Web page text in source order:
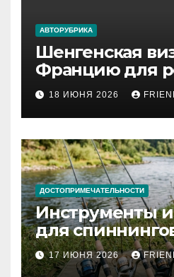
АВТОРУБРИКА
Шенгенская
Францию для
2026 году:
и список
документов
18 ИЮНЯ 2026
ДОСТОПРИМЕЧАТЕЛЬНОСТИ
Инструменты и
для
рыбалки:
типы
17 ИЮНЯ 2026